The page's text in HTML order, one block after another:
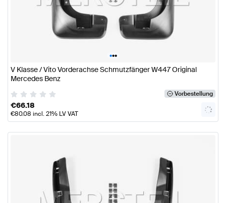
•••
V Klasse / Vito Vorderachse Schmutzfänger W447 Original
Mercedes Benz
Vorbestellung
€66.18
€80.08 incl. 21% LV VAT